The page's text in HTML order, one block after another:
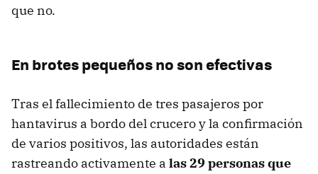
que no.
En brotes pequeños no son efectivas
Tras el fallecimiento de tres pasajeros por
hantavirus a bordo del crucero y la confirmación
de varios positivos, las autoridades están
rastreando activamente a las 29 personas que